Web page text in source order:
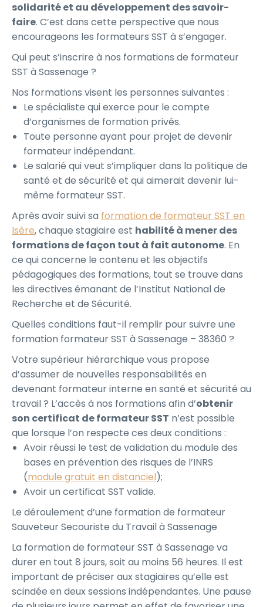
solidarité et au développement des savoir-
faire. C’est dans cette perspective que nous
encourageons les formateurs SST à s’engager.
Qui peut s’inscrire à nos formations de formateur
SST à Sassenage ?
Nos formations visent les personnes suivantes :
Le spécialiste qui exerce pour le compte
d’organismes de formation privés.
Toute personne ayant pour projet de devenir
formateur indépendant.
Le salarié qui veut s’impliquer dans la politique de
santé et de sécurité et qui aimerait devenir lui-
même formateur SST.
Après avoir suivi sa formation de formateur SST en
Isère, chaque stagiaire est habilité à mener des
formations de façon tout à fait autonome. En
ce qui concerne le contenu et les objectifs
pédagogiques des formations, tout se trouve dans
les directives émanant de l’Institut National de
Recherche et de Sécurité.
Quelles conditions faut-il remplir pour suivre une
formation formateur SST à Sassenage – 38360 ?
Votre supérieur hiérarchique vous propose
d’assumer de nouvelles responsabilités en
devenant formateur interne en santé et sécurité au
travail ? L’accès à nos formations afin d’obtenir
son certificat de formateur SST n’est possible
que lorsque l’on respecte ces deux conditions :
Avoir réussi le test de validation du module des
bases en prévention des risques de l’INRS
(module gratuit en distanciel);
Avoir un certificat SST valide.
Le déroulement d’une formation de formateur
Sauveteur Secouriste du Travail à Sassenage
La formation de formateur SST à Sassenage va
durer en tout 8 jours, soit au moins 56 heures. Il est
important de préciser aux stagiaires qu’elle est
scindée en deux sessions indépendantes. Une pause